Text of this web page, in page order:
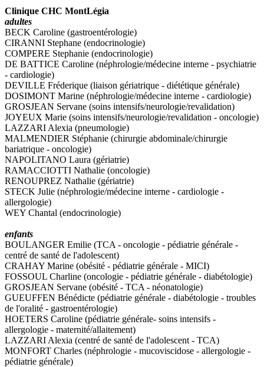
Clinique CHC MontLégia
adultes
BECK Caroline (gastroentérologie)
CIRANNI Stephane (endocrinologie)
COMPERE Stephanie (endocrinologie)
DE BATTICE Caroline (néphrologie/médecine interne - psychiatrie
- cardiologie)
DEVILLE Fréderique (liaison gériatrique - diététique générale)
DOSIMONT Marine (néphrologie/médecine interne - cardiologie)
GROSJEAN Servane (soins intensifs/neurologie/revalidation)
JOYEUX Marie (soins intensifs/neurologie/revalidation - oncologie)
LAZZARI Alexia (pneumologie)
MALMENDIER Stéphanie (chirurgie abdominale/chirurgie
bariatrique - oncologie)
NAPOLITANO Laura (gériatrie)
RAMACCIOTTI Nathalie (oncologie)
RENOUPREZ Nathalie (gériatrie)
STECK Julie (néphrologie/médecine interne - cardiologie -
allergologie)
WEY Chantal (endocrinologie)
enfants
BOULANGER Emilie (TCA - oncologie - pédiatrie générale -
centré de santé de l'adolescent)
CRAHAY Marine (obésité - pédiatrie générale - MICI)
FOSSOUL Charline (oncologie - pédiatrie générale - diabétologie)
GROSJEAN Servane (obésité - TCA - néonatologie)
GUEUFFEN Bénédicte (pédiatrie générale - diabétologie - troubles
de l'oralité - gastroentérologie)
HOETERS Caroline (pédiatrie générale- soins intensifs -
allergologie - maternité/allaitement)
LAZZARI Alexia (centré de santé de l'adolescent - TCA)
MONFORT Charles (néphrologie - mucoviscidose - allergologie -
pédiatrie générale)